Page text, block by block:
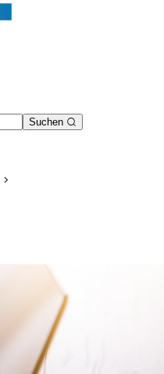
Suchen